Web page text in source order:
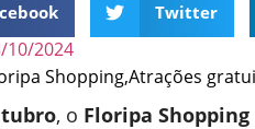
Twitter
10/2024
, o Floripa Shopping